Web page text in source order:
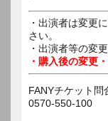
・出演者は変更
さい。
・出演者等の変
・購入後の変更
FANYチケット問
0570-550-100